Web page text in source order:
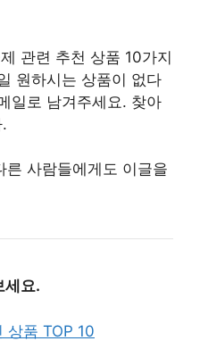
관련 추천 상품 10가지
원하시는 상품이 없다
일로 남겨주세요. 찾아
른 사람들에게도 이글을
세요.
상품 TOP 10